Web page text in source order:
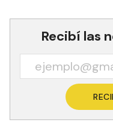
Recibí las